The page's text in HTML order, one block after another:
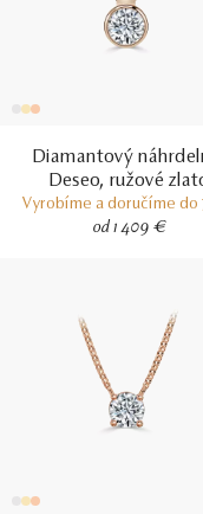
Diamantový
Deseo, ružové
Vyrobíme a doručíme do
od 1 409 €